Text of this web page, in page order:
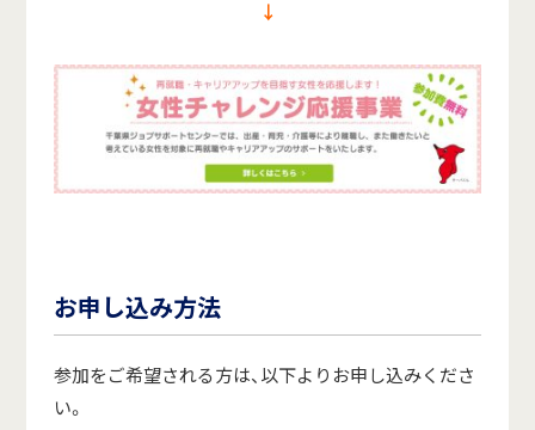
↓
お申し込み方法
参加をご希望される方は、以下よりお申し込みくださ
い。